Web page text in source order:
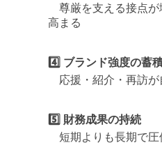
尊厳を支える接点
高まる
4️⃣ ブランド強度の蓄
応援・紹介・再訪
5️⃣ 財務成果の持続
短期よりも長期で圧